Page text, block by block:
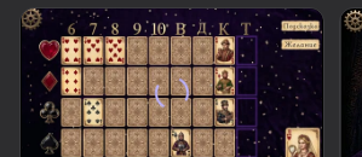
Павярніце
Гульня працуе толькі ў
арыентацыі